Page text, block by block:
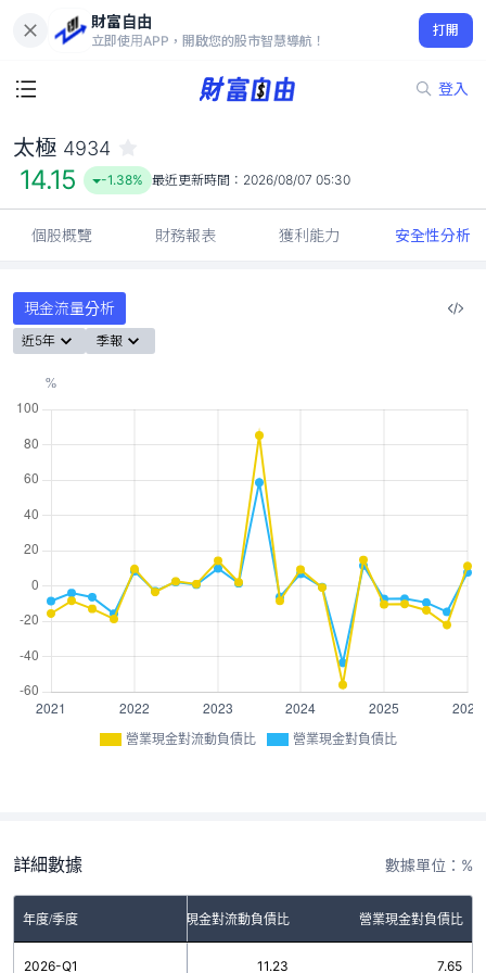
財富自由
立即使用APP，開啟您的股市智慧導航！
打開
登入
14.15
-1.38%
太極 4934
14.15 -1.38% 最近更新時間： 2026/08/07 05:30
個股概覽 財務報表 獲利能力 安全性分析
現金流量分析
近5年 季報
營業現金對流動負債比 營業現金對負債比
詳細數據 數據單位：%
年度/季度 營業現金對流動負債比 營業現金對負債比
2026-Q1 11.23 7.65